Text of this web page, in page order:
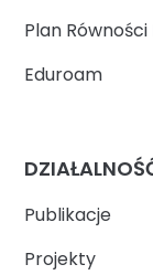
Plan
Eduroam
Publikacje
Projekty